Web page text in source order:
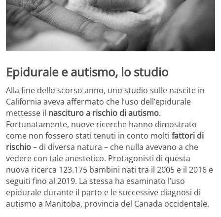
Epidurale e autismo, lo studio
Alla fine dello scorso anno, uno studio sulle nascite in
California aveva affermato che l’uso dell’epidurale
mettesse il nascituro a rischio di autismo.
Fortunatamente, nuove ricerche hanno dimostrato
come non fossero stati tenuti in conto molti fattori di
rischio– di diversa natura – che nulla avevano a che
vedere con tale anestetico. Protagonisti di questa
nuova ricerca 123.175 bambini nati tra il 2005 e il 2016 e
seguiti fino al 2019. La stessa ha esaminato l’uso
epidurale durante il parto e le successive diagnosi di
autismo a Manitoba, provincia del Canada occidentale.